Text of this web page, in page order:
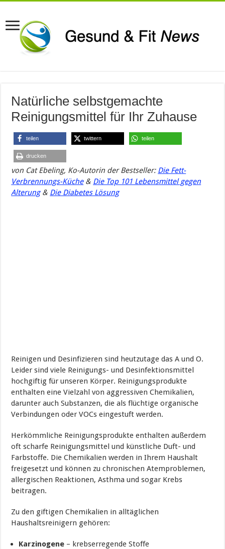
Natürliche selbstgemachte
Reinigungsmittel für Ihr Zuhause
teilen twittern teilen
drucken
von Cat Ebeling, Ko-Autorin der Bestseller: Die Fett-
Verbrennungs-Küche& Die Top 101 Lebensmittel gegen
Alterung& Die Diabetes Lösung
Reinigen und Desinfizieren sind heutzutage das A und O.
Leider sind viele Reinigungs- und Desinfektionsmittel
hochgiftig für unseren Körper. Reinigungsprodukte
enthalten eine Vielzahl von aggressiven Chemikalien,
darunter auch Substanzen, die als flüchtige organische
Verbindungen oder VOCs eingestuft werden.
Herkömmliche Reinigungsprodukte enthalten außerdem
oft scharfe Reinigungsmittel und künstliche Duft- und
Farbstoffe. Die Chemikalien werden in Ihrem Haushalt
freigesetzt und können zu chronischen Atemproblemen,
allergischen Reaktionen, Asthma und sogar Krebs
beitragen.
Zu den giftigen Chemikalien in alltäglichen
Haushaltsreinigern gehören:
Karzinogene – krebserregende Stoffe